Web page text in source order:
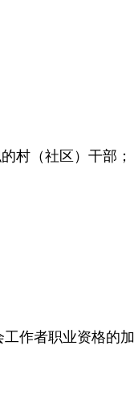
村（社区）干部；
作者职业资格的